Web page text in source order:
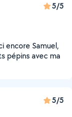
5/5
encore Samuel,
pépins avec ma
5/5